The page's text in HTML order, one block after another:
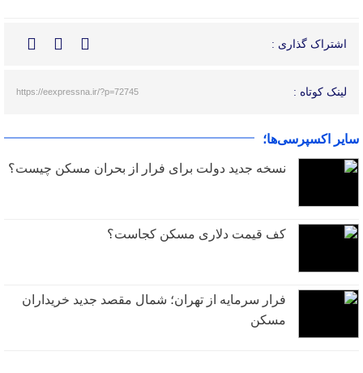
اشتراک گذاری :
لینک کوتاه : https://eexpressna.ir/?p=72745
سایر اکسپرسی‌ها؛
نسخه جدید دولت برای فرار از بحران مسکن چیست؟
کف قیمت دلاری مسکن کجاست؟
فرار سرمایه از تهران؛ شمال مقصد جدید خریداران
مسکن